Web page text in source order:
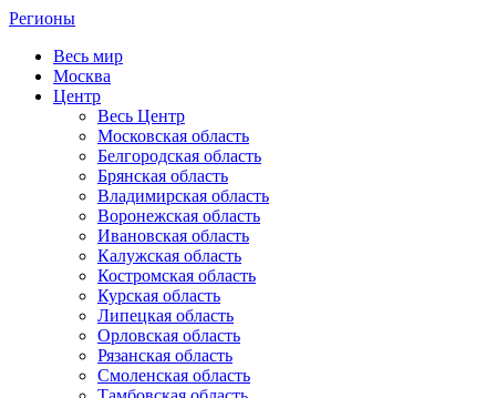
Регионы
Весь мир
Москва
Центр
Весь Центр
Московская область
Белгородская область
Брянская область
Владимирская область
Воронежская область
Ивановская область
Калужская область
Костромская область
Курская область
Липецкая область
Орловская область
Рязанская область
Смоленская область